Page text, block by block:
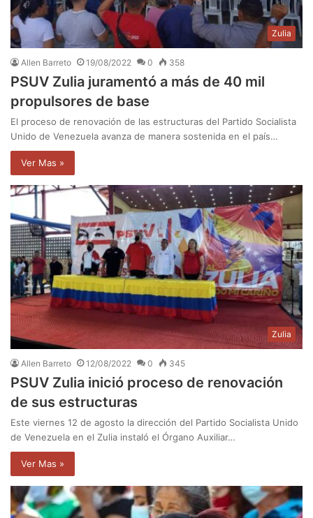
Zulia
Allen Barreto 19/08/2022 0 358
PSUV Zulia juramentó a más de 40 mil
propulsores de base
El proceso de renovación de las estructuras del Partido Socialista
Unido de Venezuela avanza de manera sostenida en el país…
Ver Mas »
Zulia
Allen Barreto 12/08/2022 0 345
PSUV Zulia inició proceso de renovación
de sus estructuras
Este viernes 12 de agosto la dirección del Partido Socialista Unido
de Venezuela en el Zulia instaló el Órgano Auxiliar…
Ver Mas »